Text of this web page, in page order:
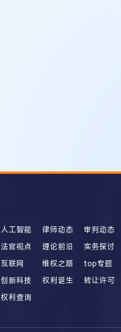
人工智能 律师动态
审判动态
法官视点 理论前沿
实务探讨
互联网 维权之路
top专题
创新科技 权利诞生
转让许可
权利查询